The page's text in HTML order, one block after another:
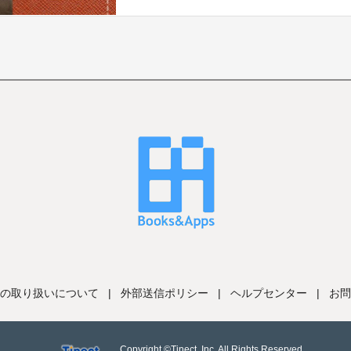
取り扱いについて | 外部送信ポリシー | ヘルプセンター | お